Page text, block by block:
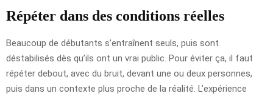
Répéter dans des conditions réelles
Beaucoup de débutants s’entraînent seuls, puis sont
déstabilisés dès qu’ils ont un vrai public. Pour éviter ça, il faut
répéter debout, avec du bruit, devant une ou deux personnes,
puis dans un contexte plus proche de la réalité. L’expérience